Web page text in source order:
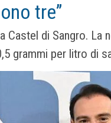
tre”
Castel di Sangro. La
grammi per litro di